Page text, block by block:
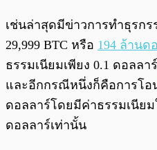
เช่นล่าสุดมีข่าวการทำธุรกร
29,999 BTC หรือ 194 ล้านด
ธรรมเนียมเพียง 0.1 ดอลลา
และอีกกรณีหนึ่งก็คือการโอ
ดอลลาร์โดยมีค่าธรรมเนียม
ดอลลาร์เท่านั้น